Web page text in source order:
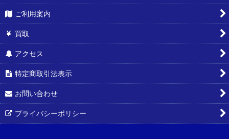
ご利用案内
買取
アクセス
特定商取引法表示
お問い合わせ
プライバシーポリシー